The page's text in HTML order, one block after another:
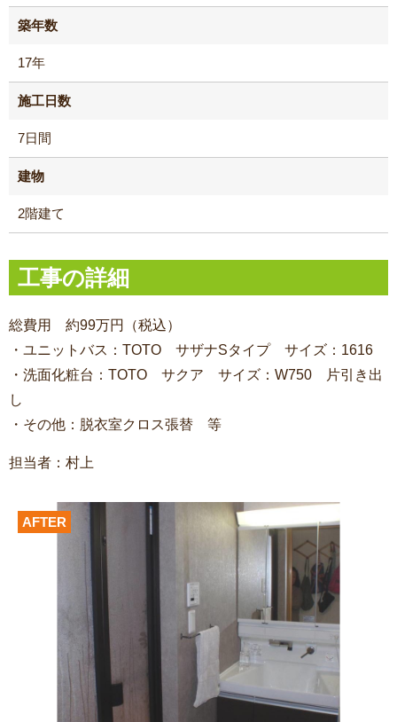
築年数
17年
施工日数
7日間
建物
2階建て
工事の詳細
総費用 約99万円（税込）
・ユニットバス：TOTO サザナSタイプ サイズ：1616
・洗面化粧台：TOTO サクア サイズ：W750 片引き出
し
・その他：脱衣室クロス張替 等
担当者：村上
AFTER